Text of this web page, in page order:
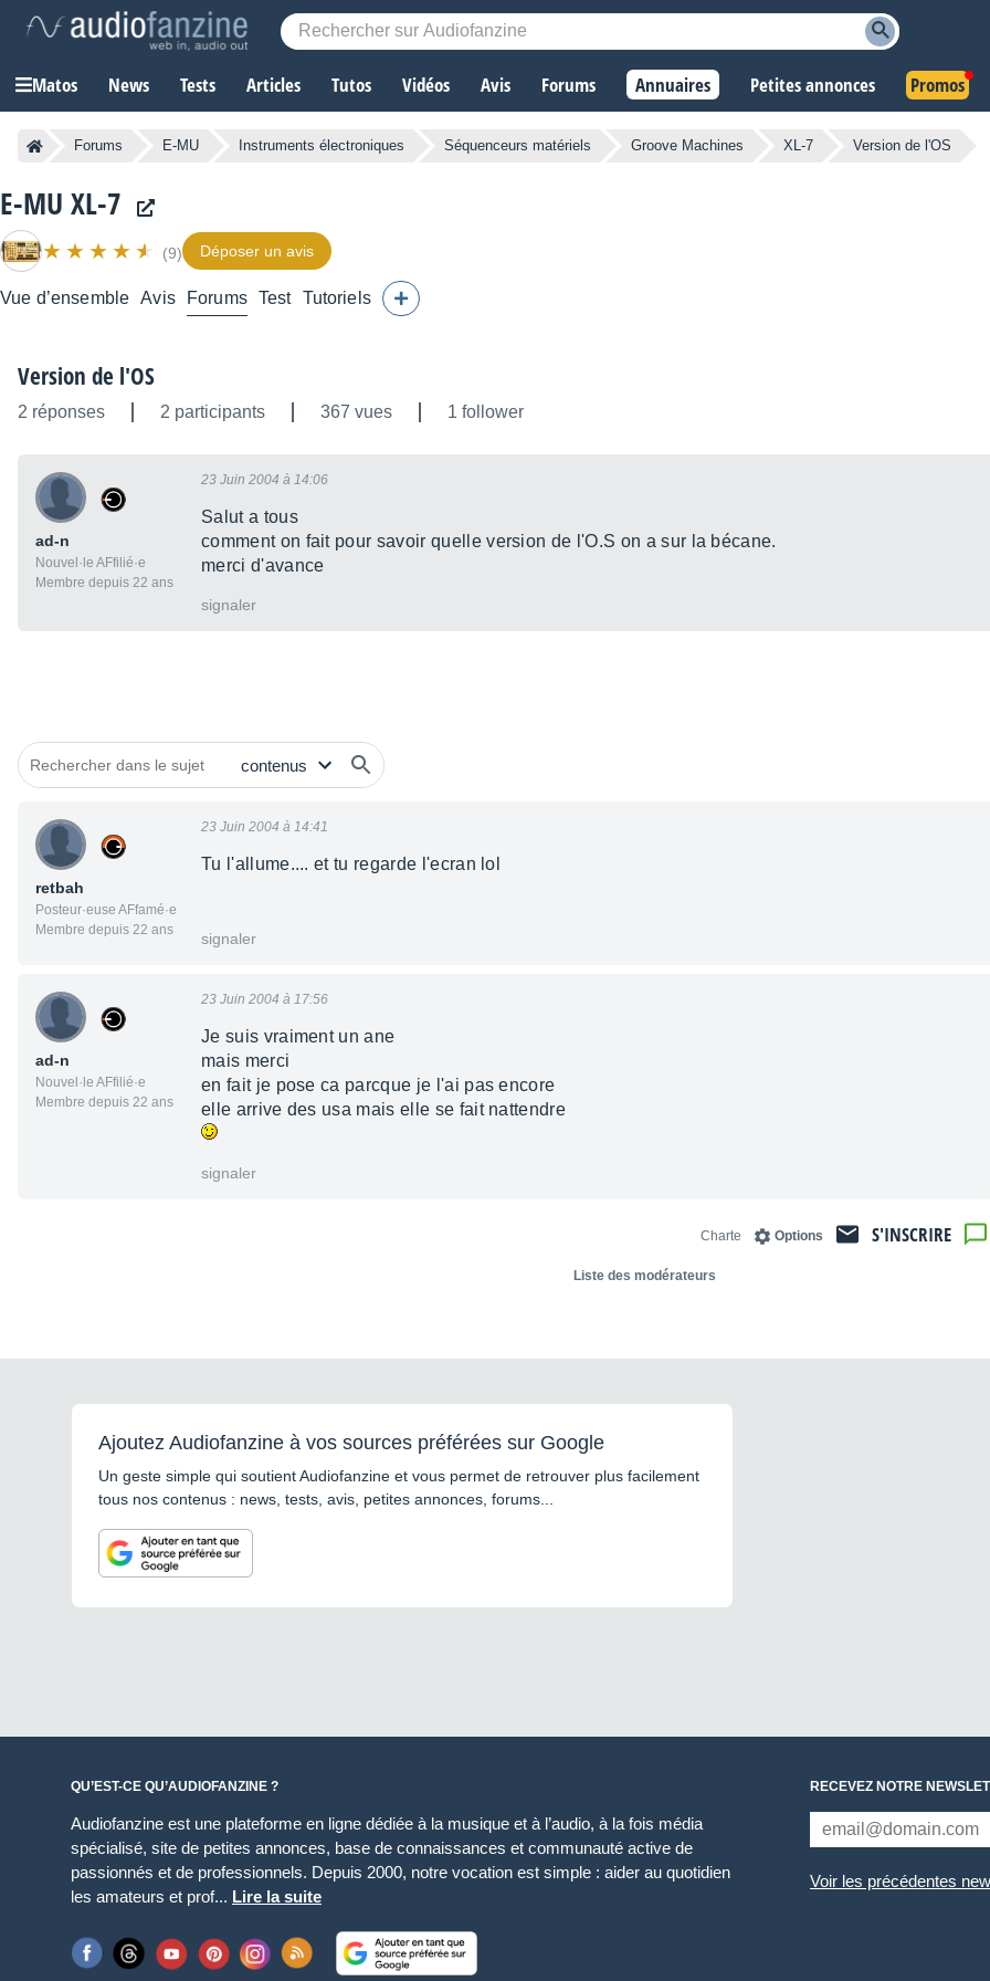
Matos News Tests Articles Tutos Vidéos Avis Forums Annuaires Petites annonces Promos
Forums E-MU Instruments électroniques Séquenceurs matériels Groove Machines XL-7 Version de l'OS
E-MU XL-7
(9) Déposer un avis
Vue d’ensemble Avis Forums Test Tutoriels
Version de l'OS
2 réponses 2 participants 367 vues 1 follower
ad-n
Nouvel·le AFfilié·e
Membre depuis 22 ans
23 Juin 2004 à 14:06
Salut a tous
comment on fait pour savoir quelle version de l'O.S on a sur la bécane.
merci d'avance
signaler
retbah
Posteur·euse AFfamé·e
Membre depuis 22 ans
23 Juin 2004 à 14:41
Tu l'allume.... et tu regarde l'ecran lol
signaler
ad-n
Nouvel·le AFfilié·e
Membre depuis 22 ans
23 Juin 2004 à 17:56
Je suis vraiment un ane
mais merci
en fait je pose ca parcque je l'ai pas encore
elle arrive des usa mais elle se fait nattendre
signaler
S'INSCRIRE
Options
Charte
Liste des modérateurs
Ajoutez Audiofanzine à vos sources préférées sur Google
Un geste simple qui soutient Audiofanzine et vous permet de retrouver plus facilement
tous nos contenus : news, tests, avis, petites annonces, forums...
QU’EST-CE QU’AUDIOFANZINE ?
Audiofanzine est une plateforme en ligne dédiée à la musique et à l’audio, à la fois média
spécialisé, site de petites annonces, base de connaissances et communauté active de
passionnés et de professionnels. Depuis 2000, notre vocation est simple : aider au quotidien
les amateurs et prof... Lire la suite
RECEVEZ NOTRE
Voir les précédentes